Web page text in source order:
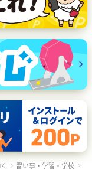
習い事・学習・学校